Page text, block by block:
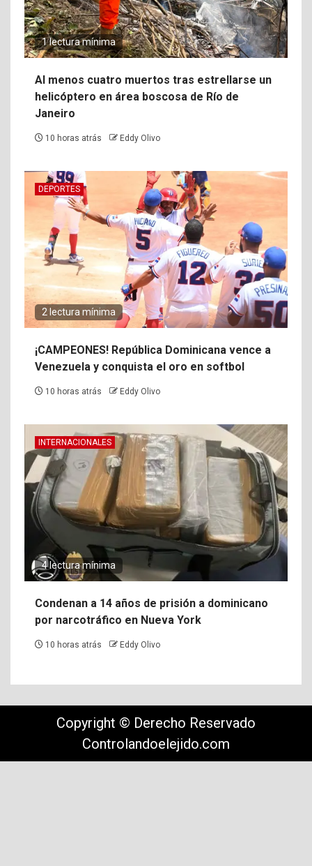
1 lectura mínima
Al menos cuatro muertos tras estrellarse un
helicóptero en área boscosa de Río de
Janeiro
10 horas atrás Eddy Olivo
DEPORTES
2 lectura mínima
¡CAMPEONES! República Dominicana vence a
Venezuela y conquista el oro en softbol
10 horas atrás Eddy Olivo
INTERNACIONALES
4 lectura mínima
Condenan a 14 años de prisión a dominicano
por narcotráfico en Nueva York
10 horas atrás Eddy Olivo
Copyright © Derecho Reservado
Controlandoelejido.com